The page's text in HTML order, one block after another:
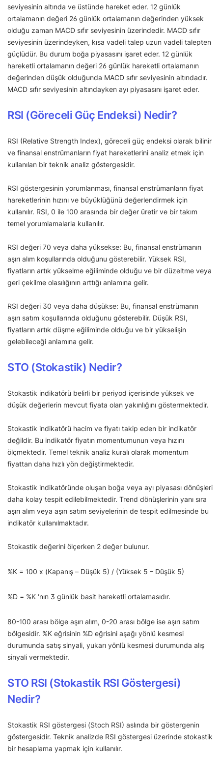
seviyesinin altında ve üstünde hareket eder. 12 günlük
ortalamanın değeri 26 günlük ortalamanın değerinden yüksek
olduğu zaman MACD sıfır seviyesinin üzerindedir. MACD sıfır
seviyesinin üzerindeyken, kısa vadeli talep uzun vadeli talepten
güçlüdür. Bu durum boğa piyasasını işaret eder. 12 günlük
hareketli ortalamanın değeri 26 günlük hareketli ortalamanın
değerinden düşük olduğunda MACD sıfır seviyesinin altındadır.
MACD sıfır seviyesinin altındayken ayı piyasasını işaret eder.
RSI (Göreceli Güç Endeksi) Nedir?
RSI (Relative Strength Index), göreceli güç endeksi olarak bilinir
ve finansal enstrümanların fiyat hareketlerini analiz etmek için
kullanılan bir teknik analiz göstergesidir.
RSI göstergesinin yorumlanması, finansal enstrümanların fiyat
hareketlerinin hızını ve büyüklüğünü değerlendirmek için
kullanılır. RSI, 0 ile 100 arasında bir değer üretir ve bir takım
temel yorumlamalarla kullanılır.
RSI değeri 70 veya daha yüksekse: Bu, finansal enstrümanın
aşırı alım koşullarında olduğunu gösterebilir. Yüksek RSI,
fiyatların artık yükselme eğiliminde olduğu ve bir düzeltme veya
geri çekilme olasılığının arttığı anlamına gelir.
RSI değeri 30 veya daha düşükse: Bu, finansal enstrümanın
aşırı satım koşullarında olduğunu gösterebilir. Düşük RSI,
fiyatların artık düşme eğiliminde olduğu ve bir yükselişin
gelebileceği anlamına gelir.
STO (Stokastik) Nedir?
Stokastik indikatörü belirli bir periyod içerisinde yüksek ve
düşük değerlerin mevcut fiyata olan yakınlığını göstermektedir.
Stokastik indikatörü hacim ve fiyatı takip eden bir indikatör
değildir. Bu indikatör fiyatın momentumunun veya hızını
ölçmektedir. Temel teknik analiz kuralı olarak momentum
fiyattan daha hızlı yön değiştirmektedir.
Stokastik indikatöründe oluşan boğa veya ayı piyasası dönüşleri
daha kolay tespit edilebilmektedir. Trend dönüşlerinin yanı sıra
aşırı alım veya aşırı satım seviyelerinin de tespit edilmesinde bu
indikatör kullanılmaktadır.
Stokastik değerini ölçerken 2 değer bulunur.
%K = 100 x (Kapanış – Düşük 5) / (Yüksek 5 – Düşük 5)
%D = %K ‘nın 3 günlük basit hareketli ortalamasıdır.
80-100 arası bölge aşırı alım, 0-20 arası bölge ise aşırı satım
bölgesidir. %K eğrisinin %D eğrisini aşağı yönlü kesmesi
durumunda satış sinyali, yukarı yönlü kesmesi durumunda alış
sinyali vermektedir.
STO RSI (Stokastik RSI Göstergesi)
Nedir?
Stokastik RSI göstergesi (Stoch RSI) aslında bir göstergenin
göstergesidir. Teknik analizde RSI göstergesi üzerinde stokastik
bir hesaplama yapmak için kullanılır.